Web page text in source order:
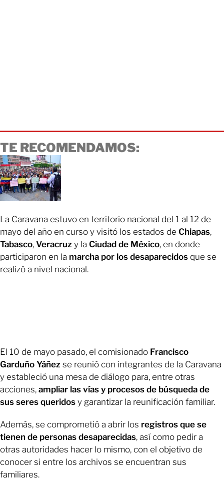
TE RECOMENDAMOS:
La Caravana estuvo en territorio nacional del 1 al 12 de
mayo del año en curso y visitó los estados de Chiapas,
Tabasco, Veracruz y la Ciudad de México, en donde
participaron en la marcha por los desaparecidos que se
realizó a nivel nacional.
El 10 de mayo pasado, el comisionado Francisco
Garduño Yáñez se reunió con integrantes de la Caravana
y estableció una mesa de diálogo para, entre otras
acciones, ampliar las vías y procesos de búsqueda de
sus seres queridos y garantizar la reunificación familiar.
Además, se comprometió a abrir los registros que se
tienen de personas desaparecidas, así como pedir a
otras autoridades hacer lo mismo, con el objetivo de
conocer si entre los archivos se encuentran sus
familiares.